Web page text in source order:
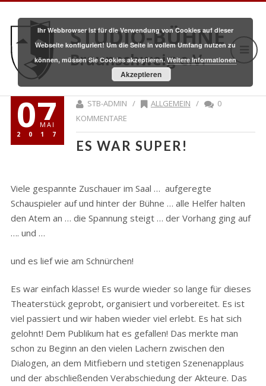
STUDIO-BÜHNE
Braunschweig e.V.
07
MAI
2017
STB-ADMIN / ALLGEMEIN /
0
KOMMENTARE
ES WAR SUPER!
Viele gespannte Zuschauer im Saal … aufgeregte
Schauspieler auf und hinter der Bühne … alle Helfer halten
den Atem an … die Spannung steigt … der Vorhang ging auf
…. und …
und es lief wie am Schnürchen!
Es war einfach klasse! Es wurde wieder so lange für dieses
Theaterstück geprobt, organisiert und vorbereitet. Es ist
viel passiert und wir haben wieder viel erlebt. Es hat sich
gelohnt! Dem Publikum hat es gefallen! Das merkte man
schon zu Beginn an den vielen Lachern zwischen den
Dialogen, an dem Mitfiebern und stetigen Szenenapplaus
und der abschließenden Verabschiedung der Akteure. Das
Ihr Webbrowser ist für die Verwendung von Cookies auf dieser
Webseite konfiguriert! Um die Seite in vollem Umfang nutzen zu
können, müssen Sie Cookies akzeptieren. Weitere Informationen
Akzeptieren